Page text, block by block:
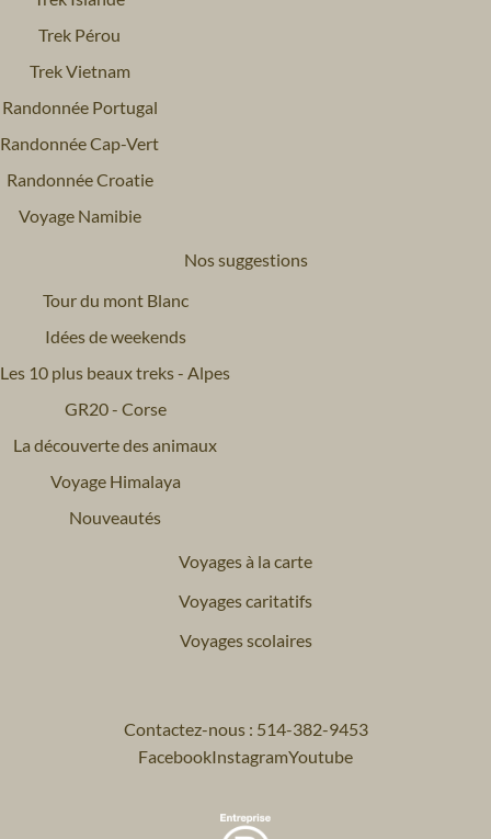
Trek Pérou
Trek Vietnam
Randonnée Portugal
Randonnée Cap-Vert
Randonnée Croatie
Voyage Namibie
Nos suggestions
Tour du mont Blanc
Idées de weekends
Les 10 plus beaux treks - Alpes
GR20 - Corse
La découverte des animaux
Voyage Himalaya
Nouveautés
Voyages à la carte
Voyages caritatifs
Voyages scolaires
Contactez-nous : 514-382-9453
FacebookInstagramYoutube